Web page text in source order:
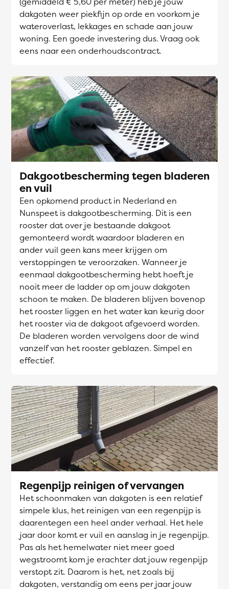
dakgoten weer piekfijn op orde en voorkom je
wateroverlast, lekkages en schade aan jouw
woning. Een goede investering dus. Vraag ook
eens naar een onderhoudscontract.
Dakgootbescherming tegen bladeren
en vuil
Een opkomend product in Nederland en
Nunspeet is dakgootbescherming. Dit is een
rooster dat over je bestaande dakgoot
gemonteerd wordt waardoor bladeren en
ander vuil geen kans meer krijgen om
verstoppingen te veroorzaken. Wanneer je
eenmaal dakgootbescherming hebt hoeft je
nooit meer de ladder op om jouw dakgoten
schoon te maken. De bladeren blijven bovenop
het rooster liggen en het water kan keurig door
het rooster via de dakgoot afgevoerd worden.
De bladeren worden vervolgens door de wind
vanzelf van het rooster geblazen. Simpel en
effectief.
Regenpijp reinigen of vervangen
Het schoonmaken van dakgoten is een relatief
simpele klus, het reinigen van een regenpijp is
daarentegen een heel ander verhaal. Het hele
jaar door komt er vuil en aanslag in je regenpijp.
Pas als het hemelwater niet meer goed
wegstroomt kom je erachter dat jouw regenpijp
verstopt zit. Daarom is het, net zoals bij
dakgoten, verstandig om eens per jaar jouw